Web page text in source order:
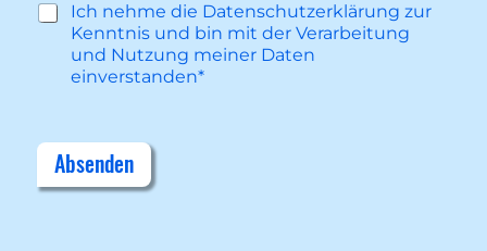
Ich nehme die Datenschutzerklärung zur
Kenntnis und bin mit der Verarbeitung
und Nutzung meiner Daten
einverstanden*
Absenden